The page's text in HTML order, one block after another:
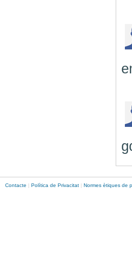
Contacte | Política de Privacitat | Normes ètiques de